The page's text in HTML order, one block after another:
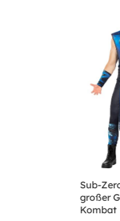
Sub-
großer
Kombat